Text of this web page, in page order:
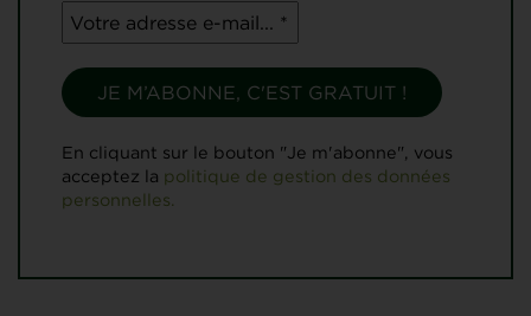
En cliquant sur le bouton "Je m'abonne", vous
acceptez la politique de gestion des données
personnelles.